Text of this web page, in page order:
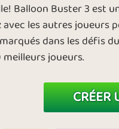
Balloon Buster 3 est
avec les autres
dans les défis
joueurs.
CRÉER